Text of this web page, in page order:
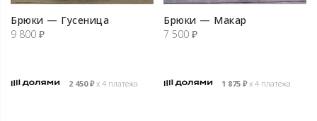
Брюки — Гусеница
9 800 ₽
2 450₽х 4 платежа
Брюки — Макар
7 500 ₽
1 875 ₽х 4 платежа